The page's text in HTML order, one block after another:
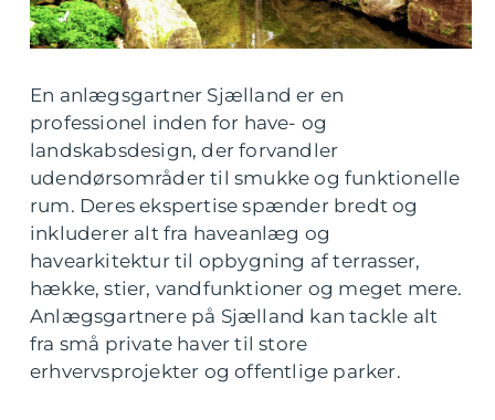
En anlægsgartner Sjælland er en
professionel inden for have- og
landskabsdesign, der forvandler
udendørsområder til smukke og funktionelle
rum. Deres ekspertise spænder bredt og
inkluderer alt fra haveanlæg og
havearkitektur til opbygning af terrasser,
hække, stier, vandfunktioner og meget mere.
Anlægsgartnere på Sjælland kan tackle alt
fra små private haver til store
erhvervsprojekter og offentlige parker.